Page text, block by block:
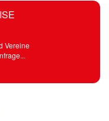
Vereine